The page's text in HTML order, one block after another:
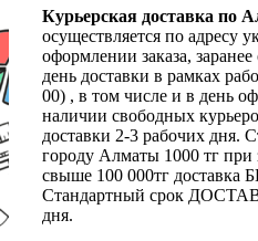
Курьерская доставка по
осуществляется по адресу
оформлении заказа,
день доставки в рамках
00) , в том числе и в день
наличии свободных
доставки 2-3 рабочих
городу Алматы 1000 тг при
свыше 100 000тг
Стандартный срок
дня.